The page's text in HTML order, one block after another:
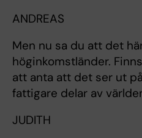
ANDREAS
Men nu sa du att det
höginkomstländer.
att anta att det ser ut
fattigare delar av
JUDITH